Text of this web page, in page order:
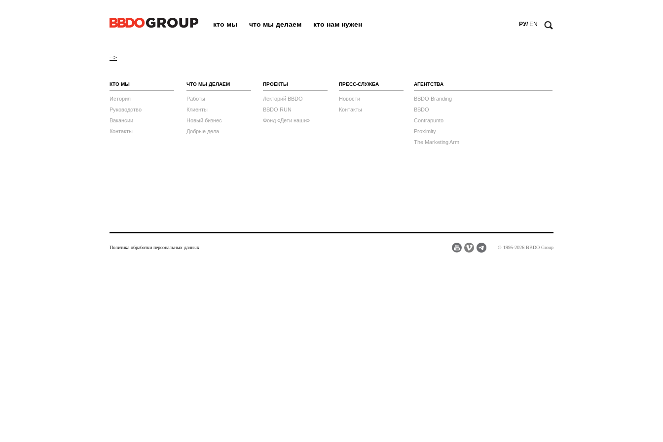
кто мы что мы делаем кто нам нужен РУ/ EN
-->
КТО МЫ
История
Руководство
Вакансии
Контакты
ЧТО МЫ ДЕЛАЕМ
Работы
Клиенты
Новый бизнес
Добрые дела
ПРОЕКТЫ
Лекторий BBDO
BBDO RUN
Фонд «Дети наши»
ПРЕСС-СЛУЖБА
Новости
Контакты
АГЕНТСТВА
BBDO Branding
BBDO
Contrapunto
Proximity
The Marketing Arm
© 1995-2026 BBDO Group
Политика обработки персональных данных